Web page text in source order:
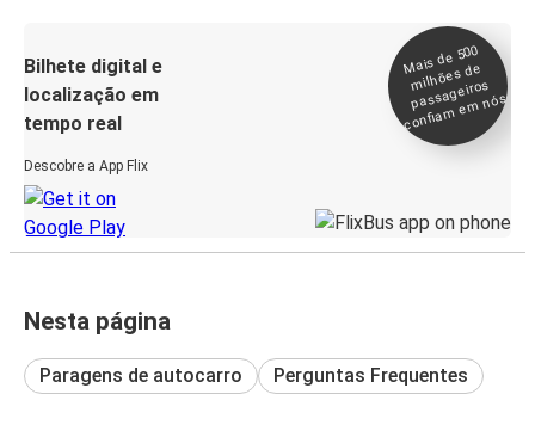
Bilhete digital e
localização em
tempo real
Descobre a App Flix
Mais de 500
milhões de
passageiros
confia
m e
m nós
Nesta página
Paragens de autocarro Perguntas Frequentes